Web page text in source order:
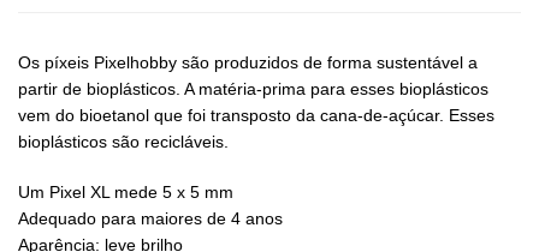
Os píxeis Pixelhobby são produzidos de forma sustentável a
partir de bioplásticos. A matéria-prima para esses bioplásticos
vem do bioetanol que foi transposto da cana-de-açúcar. Esses
bioplásticos são recicláveis.
Um Pixel XL mede 5 x 5 mm
Adequado para maiores de 4 anos
Aparência: leve brilho